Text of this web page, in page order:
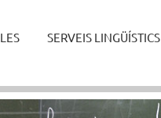
SERVEIS LINGÜÍSTICS